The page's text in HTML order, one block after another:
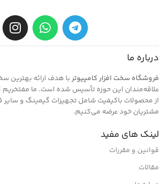
درباره ما
فروشگاه سخت افزار کامپیوتربا هدف ارائه بهترین
علاقه‌مندان این حوزه تأسیس شده است. ما
از محصولات باکیفیت شامل تجهیزات گیمینگ و سایر
مشتریان خود عرضه می‌کنیم.
لینک های مفید
قوانین و مقررات
مقالات